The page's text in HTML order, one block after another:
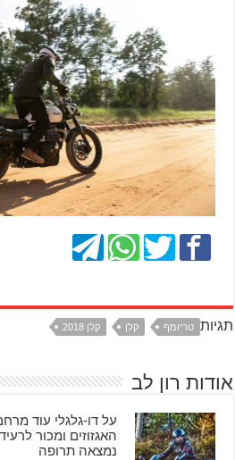
תגיות טריומף קלן קלן 2018
אודות רון לב
על דו-גלגלי עוד
האגזוזים ומכור
נמצאה תרופה